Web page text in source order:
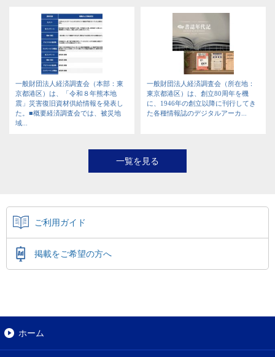
一般財団法人経済調査会（本部：東
京都港区）は、「令和８年熊本地
震」災害復旧資材供給情報を発表し
た。■概要経済調査会では、被災地
域...
一般財団法人経済調査会（所在地：
東京都港区）は、創立80周年を機
に、1946年の創立以降に刊行してき
た各種情報誌のデジタルアーカ...
一覧を見る
ご利用ガイド
掲載をご希望の方へ
ホーム